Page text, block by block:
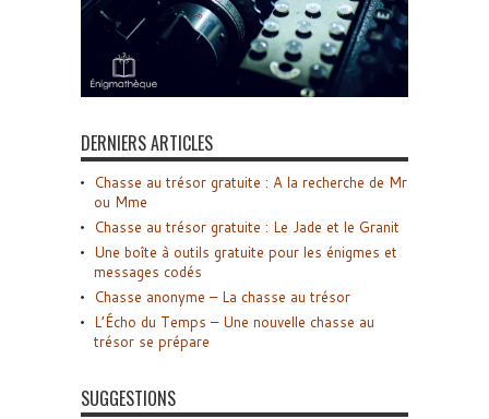
DERNIERS ARTICLES
Chasse au trésor gratuite : A la recherche de Mr
ou Mme
Chasse au trésor gratuite : Le Jade et le Granit
Une boîte à outils gratuite pour les énigmes et
messages codés
Chasse anonyme – La chasse au trésor
L’Écho du Temps – Une nouvelle chasse au
trésor se prépare
SUGGESTIONS